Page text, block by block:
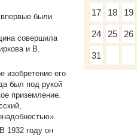
были
совершила
и В.
изобретение его
был под рукой
приземление.
1932 году он
17 18 19
24 25 26
31